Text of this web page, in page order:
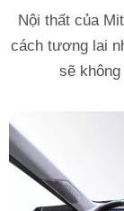
Nội thất của
cách tương lai
sẽ